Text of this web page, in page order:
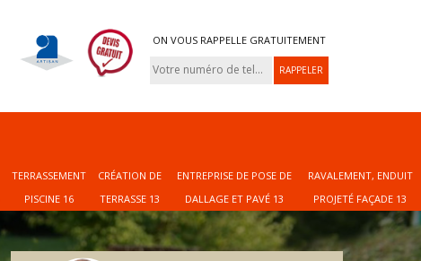
ON VOUS RAPPELLE GRATUITEMENT
TERRASSEMENT
PISCINE 16
CRÉATION DE
TERRASSE 13
ENTREPRISE DE POSE DE
DALLAGE ET PAVÉ 13
RAVALEMENT, ENDUIT
PROJETÉ FAÇADE 13